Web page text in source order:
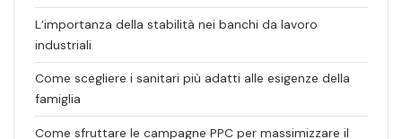
L’importanza della stabilità nei banchi da lavoro
industriali
Come scegliere i sanitari più adatti alle esigenze della
famiglia
Come sfruttare le campagne PPC per massimizzare il